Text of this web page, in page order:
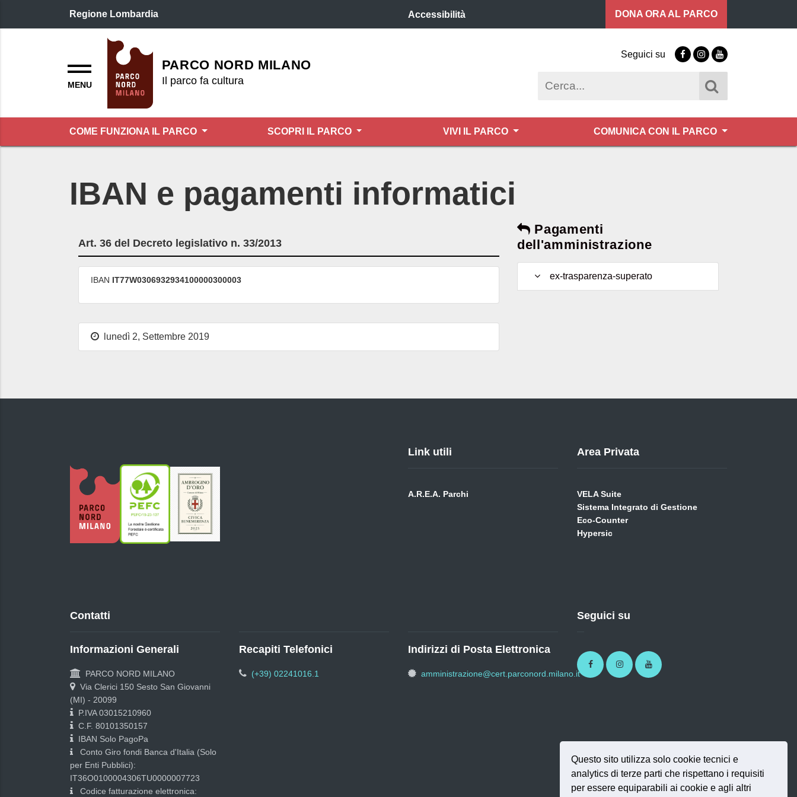
Questo sito utilizza solo cookie tecnici e
analytics di terze parti che rispettano i requisiti
per essere equiparabili ai cookie e agli altri
Regione Lombardia Accessibilità DONA ORA AL PARCO
PARCO NORD MILANO
Il parco fa cultura
Seguici su Facebook
Instagram
Youtube
COME FUNZIONA IL PARCO SCOPRI IL PARCO VIVI IL PARCO COMUNICA CON IL PARCO
IBAN e pagamenti informatici
Art. 36 del Decreto legislativo n. 33/2013
IBAN IT77W0306932934100000300003
lunedì 2, Settembre 2019
Pagamenti
dell'amministrazione
ex-trasparenza-superato
Link utili
A.R.E.A. Parchi
Area Privata
VELA Suite
Sistema Integrato di Gestione
Eco-Counter
Hypersic
Contatti
Informazioni Generali
PARCO NORD MILANO
Via Clerici 150 Sesto San Giovanni
(MI) - 20099
P.IVA 03015210960
C.F. 80101350157
IBAN Solo PagoPa
Conto Giro fondi Banca d'Italia (Solo
per Enti Pubblici):
IT36O0100004306TU0000007723
Codice fatturazione elettronica:
Recapiti Telefonici
(+39) 02241016.1
Indirizzi di Posta Elettronica
amministrazione@cert.parconord.milano.it
Seguici su
FacebookInstagramYoutube